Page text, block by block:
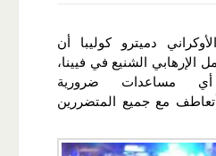
دميترو كوليبا أن
الإرهابي الشنيع في فيينا،
أي مساعدات ضرورية
مع جميع المتضررين